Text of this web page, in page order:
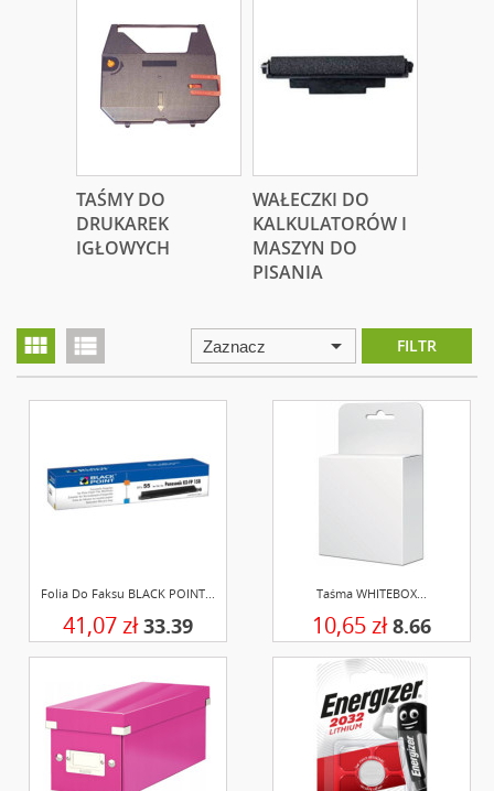
TAŚMY DO
DRUKAREK
IGŁOWYCH
WAŁECZKI DO
KALKULATORÓW I
MASZYN DO
PISANIA
view_module view_list Zaznacz arrow_drop_down FILTR
Folia Do Faksu BLACK POINT...
41,07 zł 33.39
Taśma WHITEBOX...
10,65 zł 8.66